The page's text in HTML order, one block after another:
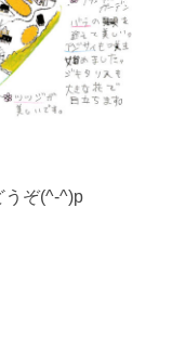
うぞ(^-^)p